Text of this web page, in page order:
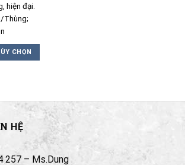
hiện đại.
Thùng;
CHỌN
HỆ
257 – Ms.Dung